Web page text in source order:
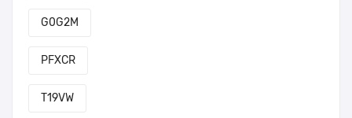
G0G2M
PFXCR
T19VW